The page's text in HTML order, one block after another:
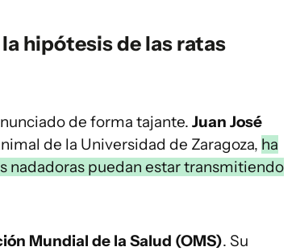
hipótesis de las ratas
de forma tajante. Juan José
de la Universidad de Zaragoza, ha
nadadoras puedan estar transmitiendo
Mundial de la Salud (OMS). Su